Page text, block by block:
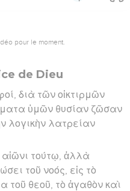
pour le moment.
de Dieu
διὰ τῶν οἰκτιρμῶν
ὑμῶν θυσίαν ζῶσαν
λογικὴν λατρείαν
τούτῳ, ἀλλὰ
τοῦ νοός, εἰς τὸ
τοῦ θεοῦ, τὸ ἀγαθὸν καὶ